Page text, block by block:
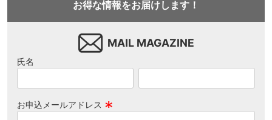
お得な情報をお届けします！
MAIL MAGAZINE
氏名
お申込メールアドレス